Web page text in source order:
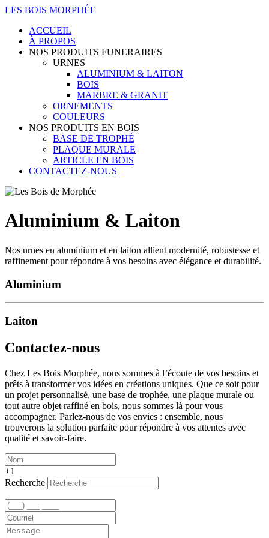
LES BOIS MORPHÉE
ACCUEIL
À PROPOS
NOS PRODUITS FUNERAIRES
URNES
ALUMINIUM & LAITON
BOIS
MARBRE & GRANIT
ORNEMENTS
COULEURS
NOS PRODUITS EN BOIS
BASE DE TROPHÉ
PLAQUE MURALE
ARTICLE EN BOIS
CONTACTEZ-NOUS
Aluminium & Laiton
Nos urnes en aluminium et en laiton allient modernité, robustesse et
raffinement pour répondre à vos besoins avec élégance et durabilité.
Aluminium
Laiton
Contactez-nous
Chez Les Bois Morphée, nous sommes à l’écoute de vos besoins et
prêts à transformer vos idées en créations uniques. Que ce soit pour
un projet personnalisé, une base de trophée, une plaque murale ou
tout autre objet raffiné en bois, nous sommes là pour vous
accompagner. Parlez-nous de vos envies : ensemble, nous
trouverons la solution parfaite pour répondre à vos attentes avec
qualité et savoir-faire.
+1
Recherche